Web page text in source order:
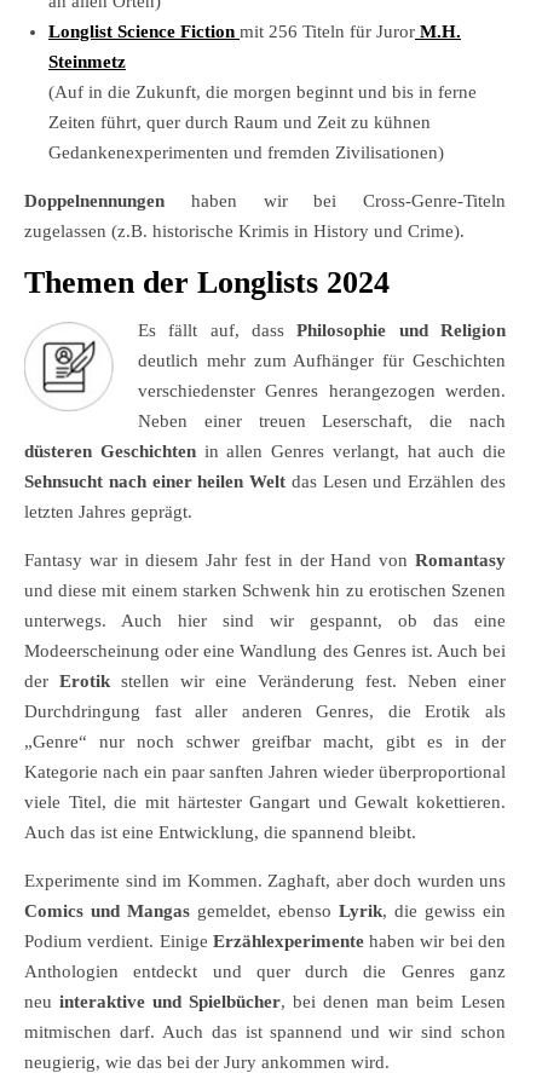
Longlist Science Fiction mit 256 Titeln für Juror M.H.
Steinmetz
(Auf in die Zukunft, die morgen beginnt und bis in ferne
Zeiten führt, quer durch Raum und Zeit zu kühnen
Gedankenexperimenten und fremden Zivilisationen)
Doppelnennungen haben wir bei Cross-Genre-Titeln
zugelassen (z.B. historische Krimis in History und Crime).
Themen der Longlists 2024
Es fällt auf, dassPhilosophie und Religion
deutlich mehr zum Aufhänger für Geschichten
verschiedenster Genres herangezogen werden.
Neben einer treuen Leserschaft, die nach
düsteren Geschichtenin allen Genres verlangt, hat auch die
Sehnsucht nach einer heilen Welt das Lesen und Erzählen des
letzten Jahres geprägt.
Fantasy war in diesem Jahr fest in der Hand von Romantasy
und diese mit einem starken Schwenk hin zu erotischen Szenen
unterwegs. Auch hier sind wir gespannt, ob das eine
Modeerscheinung oder eine Wandlung des Genres ist. Auch bei
der Erotik stellen wir eine Veränderung fest. Neben einer
Durchdringung fast aller anderen Genres, die Erotik als
„Genre“ nur noch schwer greifbar macht, gibt es in der
Kategorie nach ein paar sanften Jahren wieder überproportional
viele Titel, die mit härtester Gangart und Gewalt kokettieren.
Auch das ist eine Entwicklung, die spannend bleibt.
Experimente sind im Kommen. Zaghaft, aber doch wurden uns
Comics und Mangas gemeldet, ebenso Lyrik, die gewiss ein
Podium verdient. Einige Erzählexperimentehaben wir bei den
Anthologien entdeckt und quer durch die Genres ganz
neu interaktive und Spielbücher, bei denen man beim Lesen
mitmischen darf. Auch das ist spannend und wir sind schon
neugierig, wie das bei der Jury ankommen wird.